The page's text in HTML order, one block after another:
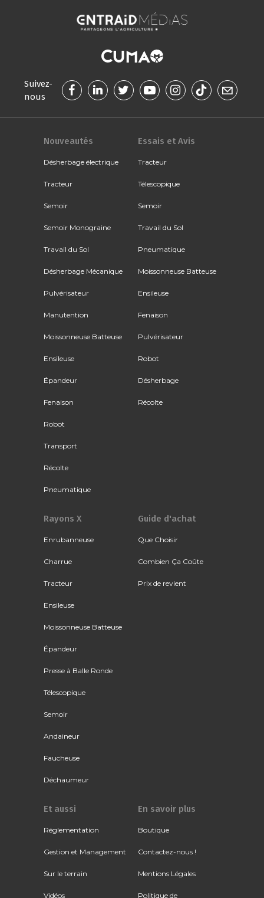
Suivez-
nous
Nouveautés
Désherbage électrique
Tracteur
Semoir
Semoir Monograine
Travail du Sol
Désherbage Mécanique
Pulvérisateur
Manutention
Moissonneuse Batteuse
Ensileuse
Épandeur
Fenaison
Robot
Transport
Récolte
Pneumatique
Essais et Avis
Tracteur
Télescopique
Semoir
Travail du Sol
Pneumatique
Moissonneuse Batteuse
Ensileuse
Fenaison
Pulvérisateur
Robot
Désherbage
Récolte
Rayons X
Enrubanneuse
Charrue
Tracteur
Ensileuse
Moissonneuse Batteuse
Épandeur
Presse à Balle Ronde
Télescopique
Semoir
Andaineur
Faucheuse
Déchaumeur
Guide d'achat
Que Choisir
Combien Ça Coûte
Prix de revient
Et aussi
Réglementation
Gestion et Management
Sur le terrain
Vidéos
En savoir plus
Boutique
Contactez-nous !
Mentions Légales
Politique de